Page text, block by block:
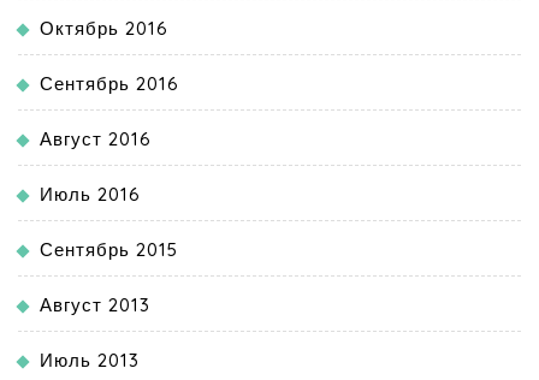
Октябрь 2016
Сентябрь 2016
Август 2016
Июль 2016
Сентябрь 2015
Август 2013
Июль 2013